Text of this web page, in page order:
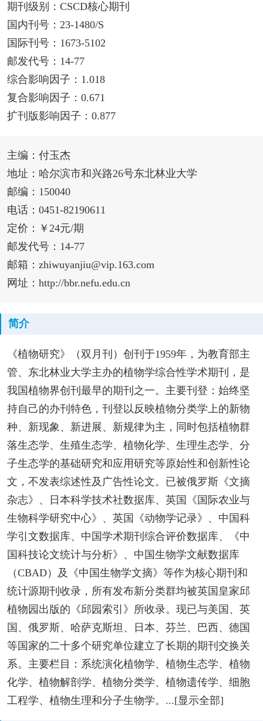
期刊级别：CSCD核心期刊
国内刊号：23-1480/S
国际刊号：1673-5102
邮发代号：14-77
综合影响因子：1.018
复合影响因子：0.671
扩刊版影响因子：0.877
主编：付玉杰
地址：哈尔滨市和兴路26号东北林业大学
邮编：150040
电话：0451-82190611
定价：￥24元/期
邮发代号：14-77
邮箱：zhiwuyanjiu@vip.163.com
网址：http://bbr.nefu.edu.cn
简介
《植物研究》（双月刊）创刊于1959年，为教育部主
管、东北林业大学主办的植物学综合性学术期刊，是
我国植物界创刊最早的期刊之一。主要刊登：始终坚
持自己的办刊特色，刊登以反映植物分类学上的新物
种、新现象、新进展、新规律为主，同时包括植物群
落生态学、生殖生态学、植物化学、生理生态学、分
子生态学的基础研究和应用研究等原始性和创新性论
文，不发表综述性及广告性论文。已被俄罗斯《文摘
杂志》、日本科学技术社数据库、英国《国际农业与
生物科学研究中心》、英国《动物学记录》、中国科
学引文数据库、中国学术期刊综合评价数据库、《中
国科技论文统计与分析》、中国生物学文献数据库
（CBAD）及《中国生物学文摘》等作为核心期刊和
统计源期刊收录，所有发布新分类群均被英国皇家邱
植物园出版的《邱园索引》所收录。现已与美国、英
国、俄罗斯、哈萨克斯坦、日本、芬兰、巴西、德国
等国家的二十多个研究单位建立了长期的期刊交换关
系。主要栏目：系统演化植物学、植物生态学、植物
化学、植物解剖学、植物分类学、植物遗传学、细胞
工程学、植物生理和分子生物学。...[显示全部]